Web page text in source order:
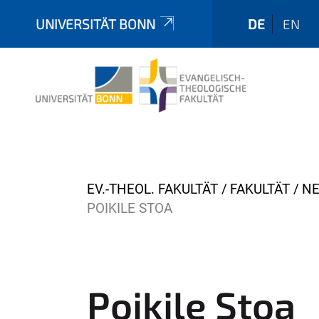
UNIVERSITÄT BONN DE EN
Y
o
h
EV.-THEOL. FAKULTÄT FAKULTÄT
POIKILE STOA
Poikile Stoa